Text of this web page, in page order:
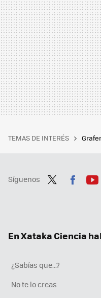
TEMAS DE INTERÉS
Síguenos
En Xataka Ciencia
¿Sabías que...?
No te lo creas